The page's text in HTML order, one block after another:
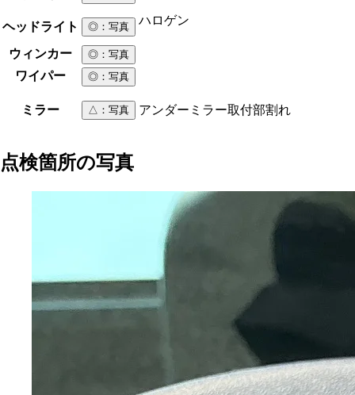
ヘッドライト ◎ ：写真 ハロゲン
ウィンカー ◎ ：写真
ワイパー ◎ ：写真
ミラー △ ：写真 アンダーミラー取付部割れ
点検箇所の写真